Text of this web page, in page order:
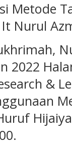
Metode
Nurul
2022
&